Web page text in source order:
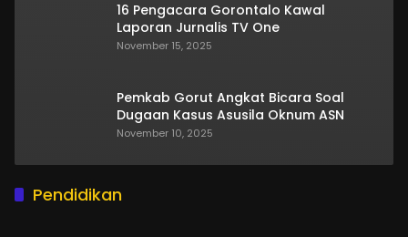
16 Pengacara Gorontalo Kawal
Laporan Jurnalis TV One
November 15, 2025
Pemkab Gorut Angkat Bicara Soal
Dugaan Kasus Asusila Oknum ASN
November 10, 2025
Pendidikan